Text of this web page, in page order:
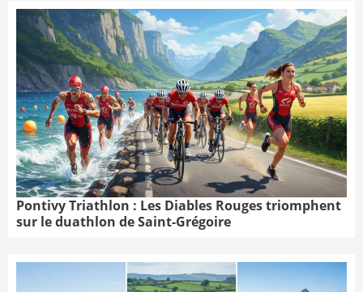
Pontivy Triathlon : Les Diables Rouges triomphent
sur le duathlon de Saint-Grégoire